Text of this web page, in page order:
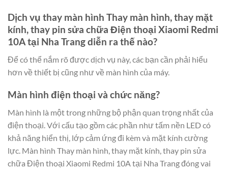
Dịch vụ thay màn hình Thay màn hình, thay mặt
kính, thay pin sửa chữa Điện thoại Xiaomi Redmi
10A tại Nha Trang diễn ra thế nào?
Để có thể nắm rõ được dịch vụ này, các bạn cần phải hiểu
hơn về thiết bị cũng như về màn hình của máy.
Màn hình điện thoại và chức năng?
Màn hình là một trong những bộ phận quan trọng nhất của
điện thoại. Với cấu tạo gồm các phần như tấm nền LED có
khả năng hiển thị, lớp cảm ứng đi kèm và mặt kính cường
lực. Màn hình Thay màn hình, thay mặt kính, thay pin sửa
chữa Điện thoại Xiaomi Redmi 10A tại Nha Trang đóng vai